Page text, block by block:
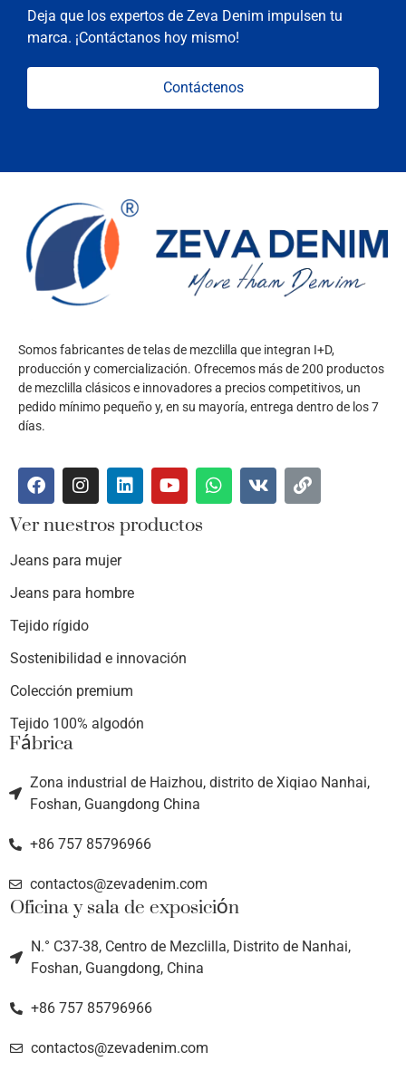
Deja que los expertos de Zeva Denim impulsen tu
marca. ¡Contáctanos hoy mismo!
Contáctenos
Somos fabricantes de telas de mezclilla que integran I+D,
producción y comercialización. Ofrecemos más de 200 productos
de mezclilla clásicos e innovadores a precios competitivos, un
pedido mínimo pequeño y, en su mayoría, entrega dentro de los 7
días.
Ver nuestros productos
Jeans para mujer
Jeans para hombre
Tejido rígido
Sostenibilidad e innovación
Colección premium
Tejido 100% algodón
Fábrica
Zona industrial de Haizhou, distrito de Xiqiao Nanhai,
Foshan, Guangdong China
+86 757 85796966
contactos@zevadenim.com
Oficina y sala de exposición
N.° C37-38, Centro de Mezclilla, Distrito de Nanhai,
Foshan, Guangdong, China
+86 757 85796966
contactos@zevadenim.com